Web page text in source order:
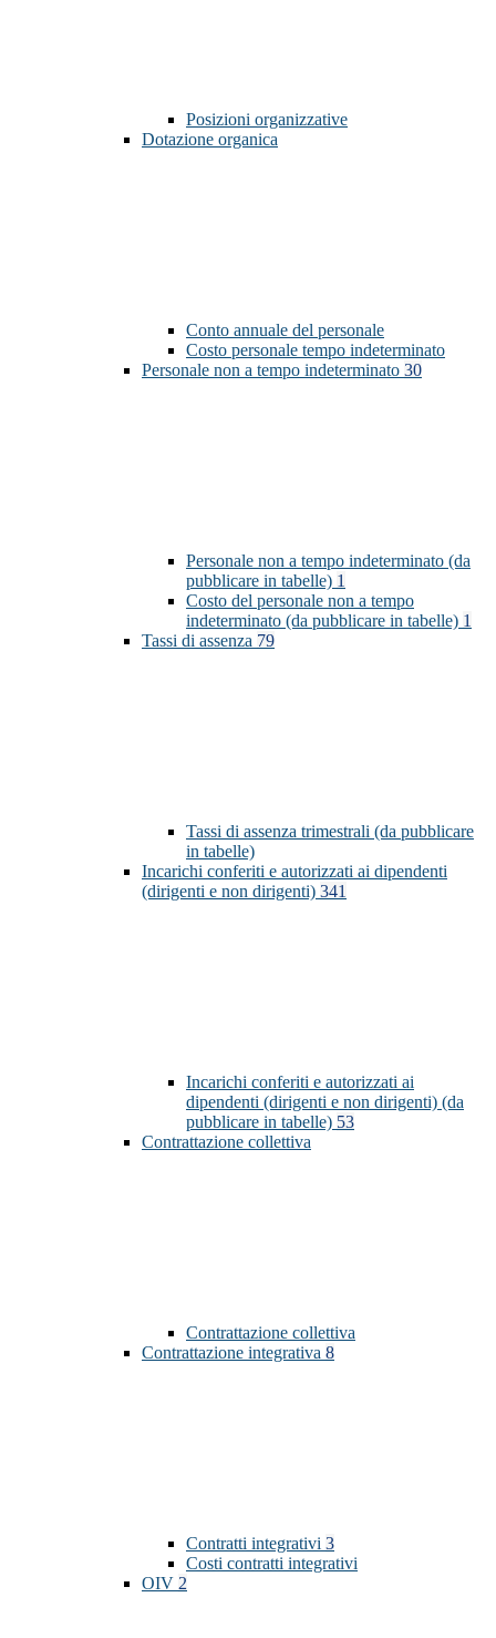
Posizioni organizzative
Dotazione organica
Conto annuale del personale
Costo personale tempo indeterminato
Personale non a tempo indeterminato 30
Personale non a tempo indeterminato (da
pubblicare in tabelle) 1
Costo del personale non a tempo
indeterminato (da pubblicare in tabelle) 1
Tassi di assenza 79
Tassi di assenza trimestrali (da pubblicare
in tabelle)
Incarichi conferiti e autorizzati ai dipendenti
(dirigenti e non dirigenti) 341
Incarichi conferiti e autorizzati ai
dipendenti (dirigenti e non dirigenti) (da
pubblicare in tabelle) 53
Contrattazione collettiva
Contrattazione collettiva
Contrattazione integrativa 8
Contratti integrativi 3
Costi contratti integrativi
OIV 2